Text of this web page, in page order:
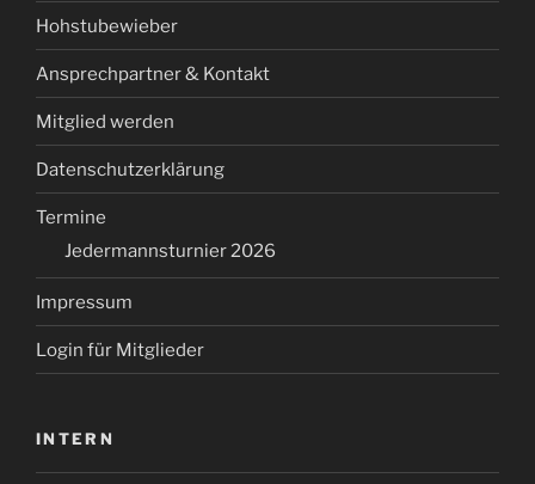
Hohstubewieber
Ansprechpartner & Kontakt
Mitglied werden
Datenschutzerklärung
Termine
Jedermannsturnier 2026
Impressum
Login für Mitglieder
INTERN